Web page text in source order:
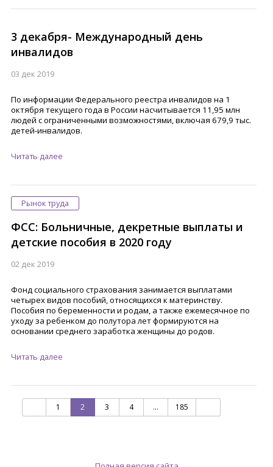
3 декабря- Международный день
инвалидов
03 дек 2019
По информации Федерального реестра инвалидов на 1
октября текущего года в России насчитывается 11,95 млн
людей с ограниченными возможностями, включая 679,9 тыс.
детей-инвалидов.
Читать далее
Рынок труда
ФСС: Больничные, декретные выплаты и
детские пособия в 2020 году
02 дек 2019
Фонд социального страхования занимается выплатами
четырех видов пособий, относящихся к материнству.
Пособия по беременности и родам, а также ежемесячное по
уходу за ребенком до полутора лет формируются на
основании среднего заработка женщины до родов.
Читать далее
1 2 3 4 … 185